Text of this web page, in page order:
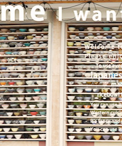
月26日 東海テレビ 『ニュ
「東海地方の専門店」コー
る 春日井店が紹介されま
9月17日 中日新聞朝刊18